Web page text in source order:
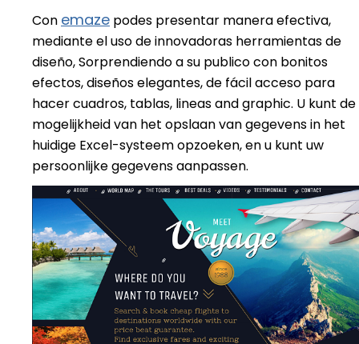
Con emaze podes presentar manera efectiva,
mediante el uso de innovadoras herramientas de
diseño, Sorprendiendo a su publico con bonitos
efectos, diseños elegantes, de fácil acceso para
hacer cuadros, tablas, lineas and graphic. U kunt de
mogelijkheid van het opslaan van gegevens in het
huidige Excel-systeem opzoeken, en u kunt uw
persoonlijke gegevens aanpassen.